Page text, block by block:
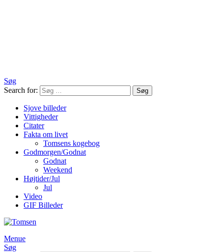
Søg
Search for:
Søg
Sjove billeder
Vittigheder
Citater
Fakta om livet
Tomsens kogebog
Godmorgen/Godnat
Godnat
Weekend
Højtider/Jul
Jul
Video
GIF Billeder
Menue
Søg